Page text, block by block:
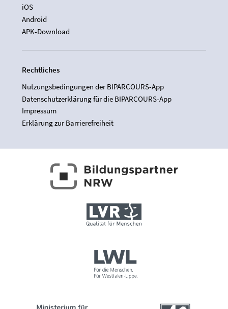
iOS
Android
APK-Download
Rechtliches
Nutzungsbedingungen der BIPARCOURS-App
Datenschutzerklärung für die BIPARCOURS-App
Impressum
Erklärung zur Barrierefreiheit